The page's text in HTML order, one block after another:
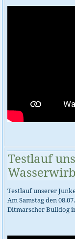
Testlauf
Testlauf unserer
Am Samstag den
Ditmarscher Bulldog